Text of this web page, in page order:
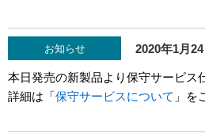
お知らせ 2020年1月24
本日発売の新製品より保守サービス
詳細は「保守サービスについて 」を